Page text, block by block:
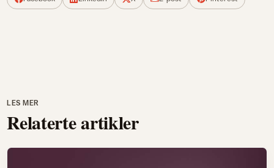
LES MER
Relaterte artikler